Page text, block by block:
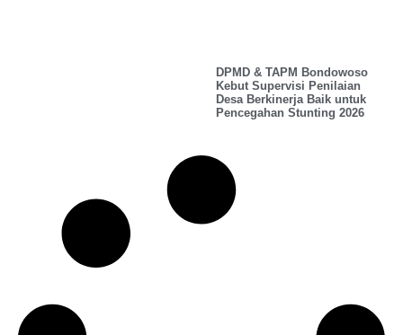
DPMD & TAPM Bondowoso
Kebut Supervisi Penilaian
Desa Berkinerja Baik untuk
Pencegahan Stunting 2026